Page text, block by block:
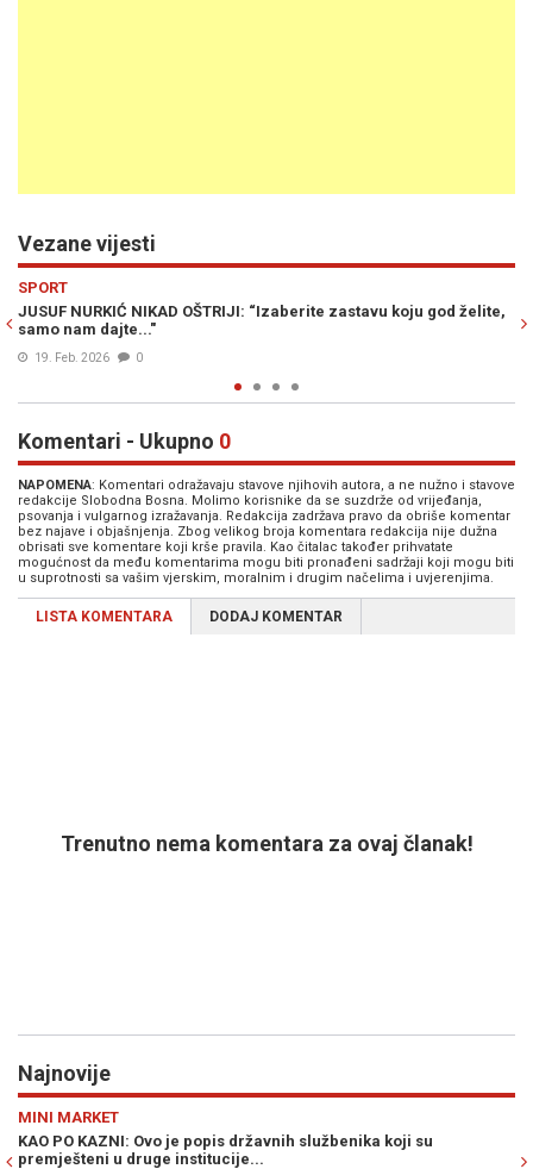
Vezane vijesti
želite,
FANTASTIČNI DIV IZ ŽIVINICA: Pogledajte spektakularne
Jusufa Nurkića i novi triple-double učinak...
23. Jan. 2026
Komentari - Ukupno 0
NAPOMENA: Komentari odražavaju stavove njihovih autora, a ne nužno i stavove
redakcije Slobodna Bosna. Molimo korisnike da se suzdrže od vrijeđanja,
psovanja i vulgarnog izražavanja. Redakcija zadržava pravo da obriše komentar
bez najave i objašnjenja. Zbog velikog broja komentara redakcija nije dužna
obrisati sve komentare koji krše pravila. Kao čitalac također prihvatate
mogućnost da među komentarima mogu biti pronađeni sadržaji koji mogu biti
u suprotnosti sa vašim vjerskim, moralnim i drugim načelima i uvjerenjima.
LISTA KOMENTARA DODAJ KOMENTAR
Trenutno nema komentara za ovaj članak!
Najnovije
su
SVIJET
AMERIKANCI ZVONE NA UZBUNU: Putin bi mogao
ograničenim napadom...